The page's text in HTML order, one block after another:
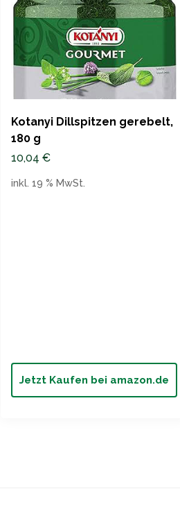
Kotanyi Dillspitzen gerebelt,
180 g
10,04 €
Jetzt Kaufen bei amazon.de
inkl. 19 % MwSt.